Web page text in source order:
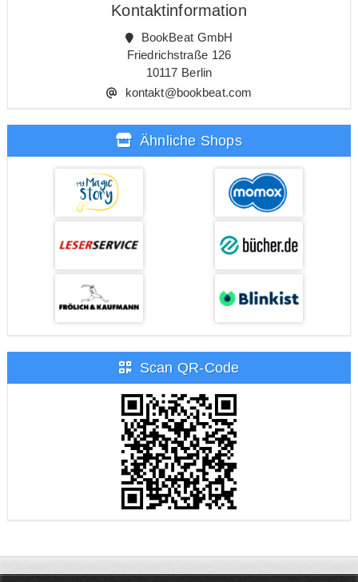
Kontaktinformation
BookBeat GmbH
Friedrichstraße 126
10117 Berlin
kontakt@bookbeat.com
Ähnliche Shops
Scan QR-Code